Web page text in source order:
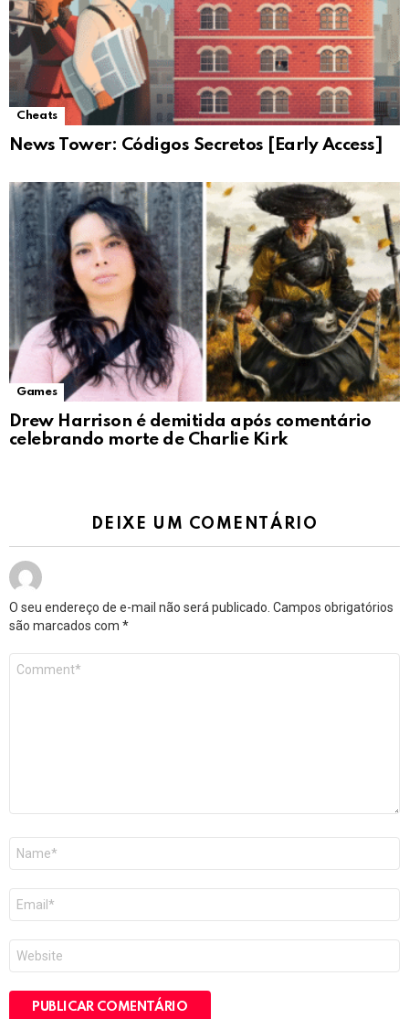
Cheats
News Tower: Códigos Secretos [Early Access]
Games
Drew Harrison é demitida após comentário
celebrando morte de Charlie Kirk
DEIXE UM COMENTÁRIO
O seu endereço de e-mail não será publicado. Campos obrigatórios
são marcados com *
mail
*